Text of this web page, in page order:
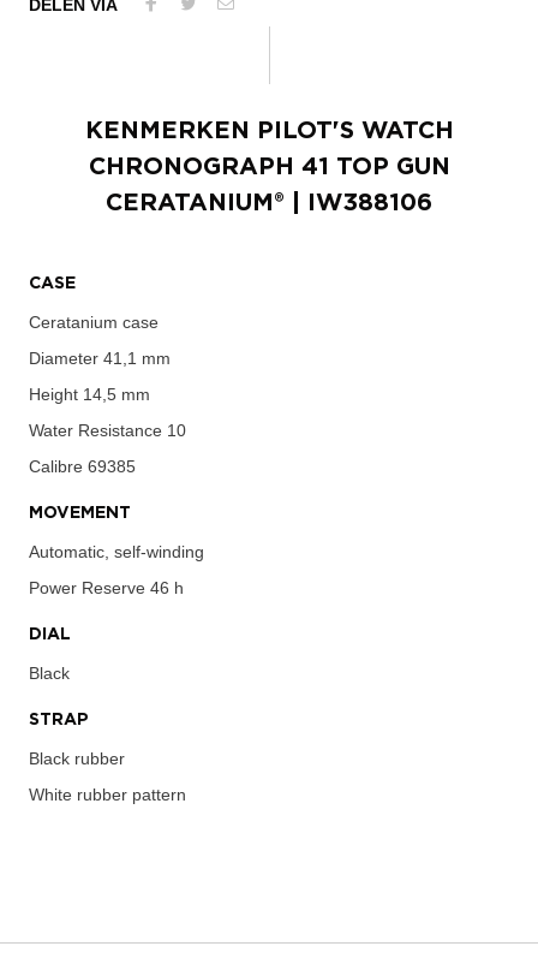
DELEN VIA
KENMERKEN
PILOT'S WATCH
CHRONOGRAPH 41 TOP GUN
CERATANIUM® | IW388106
CASE
Ceratanium case
Diameter 41,1 mm
Height 14,5 mm
Water Resistance 10
Calibre 69385
MOVEMENT
Automatic, self-winding
Power Reserve 46 h
DIAL
Black
STRAP
Black rubber
White rubber pattern